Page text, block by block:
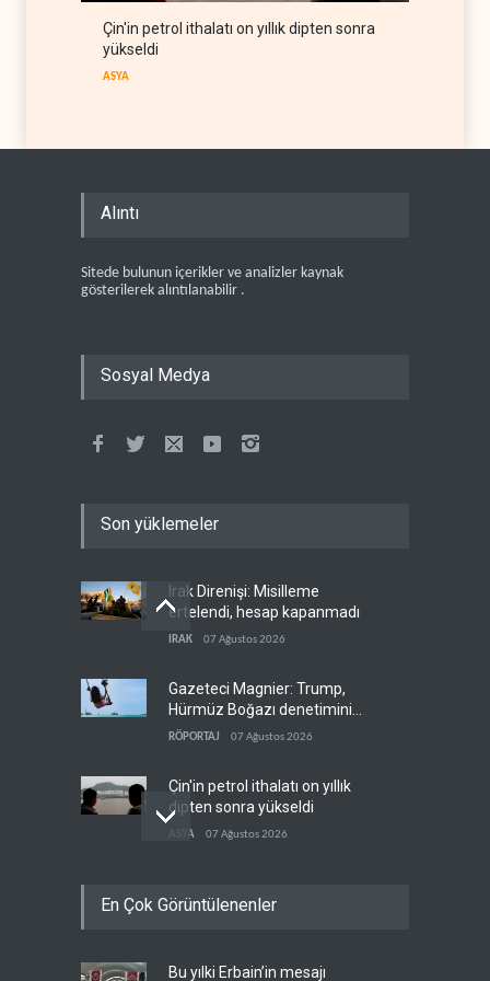
Çin'in petrol ithalatı on yıllık dipten sonra
yükseldi
ASYA
Alıntı
Sitede bulunun içerikler ve analizler kaynak
gösterilerek alıntılanabilir .
Sosyal Medya
Son yüklemeler
Irak Direnişi: Misilleme
ertelendi, hesap kapanmadı
IRAK 07 Ağustos 2026
Gazeteci Magnier: Trump,
Hürmüz Boğazı denetimini
doğrudan İran ve Umman'a
RÖPORTAJ 07 Ağustos 2026
Çin'in petrol ithalatı on yıllık
dipten sonra yükseldi
ASYA 07 Ağustos 2026
sonra petrol üretimini rekor
En Çok Görüntülenenler
Bu yılki Erbain’in mesajı